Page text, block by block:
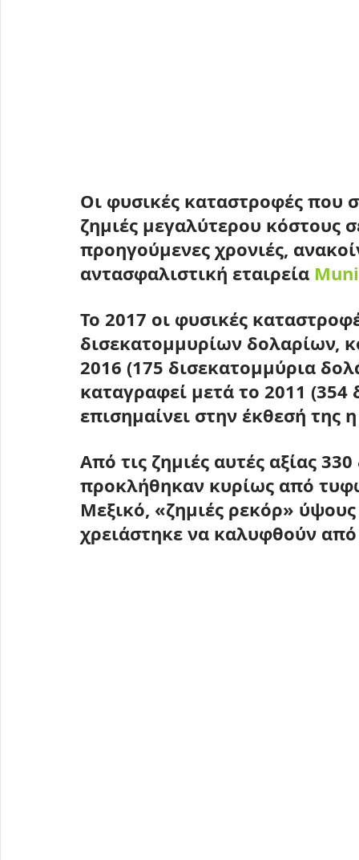
Οι φυσικές καταστροφές που
ζημιές μεγαλύτερου κόστους
προηγούμενες χρονιές,
αντασφαλιστική εταιρεία
Το 2017 οι φυσικές
δισεκατομμυρίων δολαρίων,
2016 (175 δισεκατομμύρια
καταγραφεί μετά το 2011
επισημαίνει στην έκθεσή της η
Από τις ζημιές αυτές αξίας
προκλήθηκαν κυρίως από
Μεξικό, «ζημιές ρεκόρ»
χρειάστηκε να καλυφθούν από